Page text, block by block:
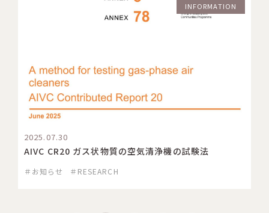
INFORMATION
2025.07.30
AIVC CR20 ガス状物質の空気清浄機の試験法
＃お知らせ ＃RESEARCH